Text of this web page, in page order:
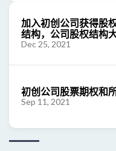
加入初创公司获得股
结构，公司股权结构
Dec 25, 2021
初创公司股票期权和
Sep 11, 2021